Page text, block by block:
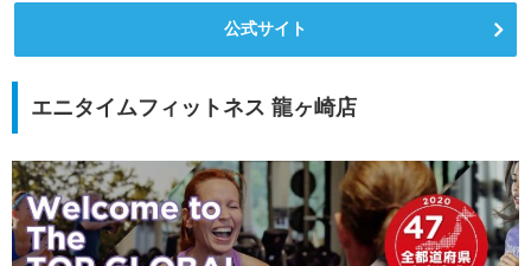
公式サイト
エニタイムフィットネス 龍ヶ崎店